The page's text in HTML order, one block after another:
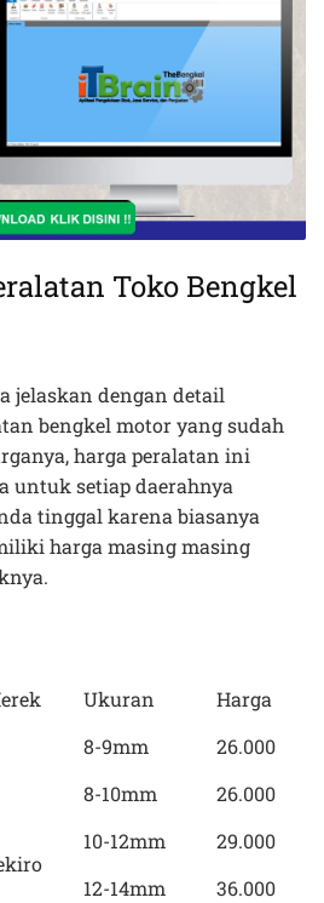
Toko Bengkel
jelaskan dengan detail
bengkel motor yang sudah
harga peralatan ini
untuk setiap daerahnya
tinggal karena biasanya
harga masing masing
Ukuran Harga
8-9mm
26.000
8-10mm
26.000
10-12mm
29.000
12-14mm
36.000